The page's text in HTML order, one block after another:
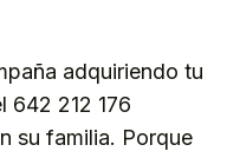
adquiriendo tu
642 212 176
su familia. Porque